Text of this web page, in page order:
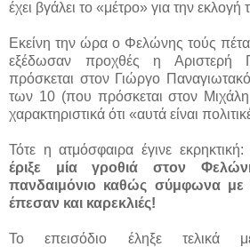
έχει βγάλει το «μέτρο» για την εκλογή
Εκείνη την ώρα ο Φελώνης τούς
εξέδωσαν προχθές η Αριστερή
πρόσκεται στον Γιώργο
των 10 (που πρόσκεται στον Μιχάλη
χαρακτηριστικά ότι «αυτά είναι
Τότε η ατμόσφαιρα έγινε εκρηκτική:
έριξε μία γροθιά στον
πανδαιμόνιο καθώς σύμφωνα με
έπεσαν και καρεκλιές!
Το επεισόδιο έληξε τελικά